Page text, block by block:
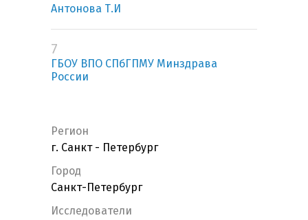
Антонова Т.И
7
ГБОУ ВПО СПбГПМУ Минздрава
России
Регион
г. Санкт - Петербург
Город
Санкт-Петербург
Исследователи